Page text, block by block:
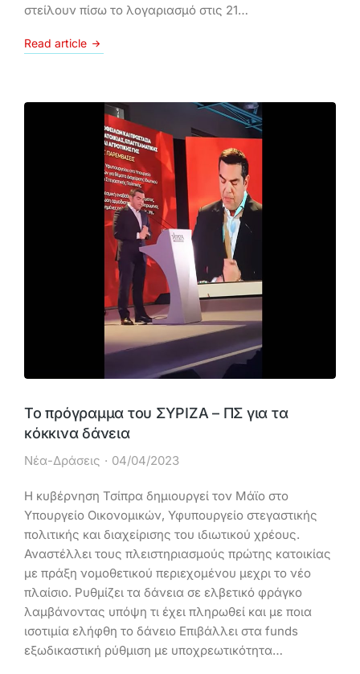
στείλουν πίσω το λογαριασμό στις 21…
Read article
Το πρόγραμμα του ΣΥΡΙΖΑ – ΠΣ για τα
κόκκινα δάνεια
Νέα-Δράσεις 04/04/2023
Η κυβέρνηση Τσίπρα δημιουργεί τον Μάϊο στο
Υπουργείο Οικονομικών, Υφυπουργείο στεγαστικής
πολιτικής και διαχείρισης του ιδιωτικού χρέους.
Αναστέλλει τους πλειστηριασμούς πρώτης κατοικίας
με πράξη νομοθετικού περιεχομένου μεχρι το νέο
πλαίσιο. Ρυθμίζει τα δάνεια σε ελβετικό φράγκο
λαμβάνοντας υπόψη τι έχει πληρωθεί και με ποια
ισοτιμία ελήφθη το δάνειο Επιβάλλει στα funds
εξωδικαστική ρύθμιση με υποχρεωτικότητα…